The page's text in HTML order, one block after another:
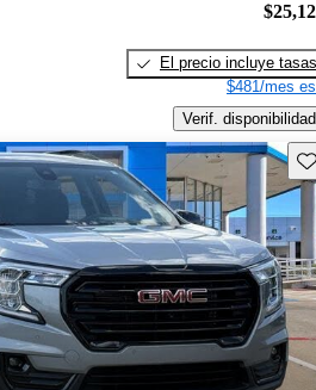
El precio incluye tasas
$481/mes
Verif. disponibilidad